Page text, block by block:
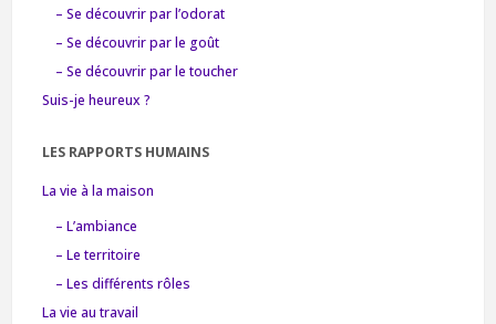
– Se découvrir par l’odorat
– Se découvrir par le goût
– Se découvrir par le toucher
Suis-je heureux ?
LES RAPPORTS HUMAINS
La vie à la maison
– L’ambiance
– Le territoire
– Les différents rôles
La vie au travail